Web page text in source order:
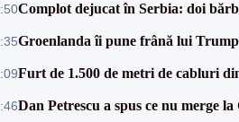
Complot dejucat în Serbia: doi
Groenlanda îi pune frână lui
Furt de 1.500 de metri de cabluri
Dan Petrescu a spus ce nu merge